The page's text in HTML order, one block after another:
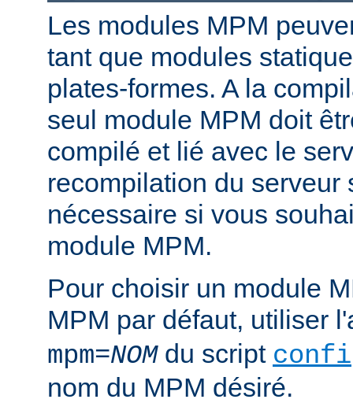
Les modules MPM
tant que modules
plates-formes. A la
seul module MPM doit
compilé et lié avec le
recompilation du serveur
nécessaire si vous
module MPM.
Pour choisir un module
MPM par défaut, utiliser
mpm=NOMdu script
nom du MPM désiré.